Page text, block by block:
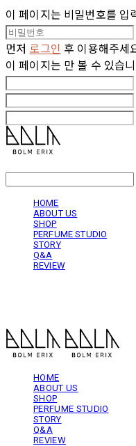
이 페이지는 비밀번호를 입
먼저 로그인 후 이용해주세
이 페이지는 만 볼 수 있습
HOME
ABOUT US
SHOP
PERFUME STUDIO
STORY
Q&A
REVIEW
HOME
ABOUT US
SHOP
PERFUME STUDIO
STORY
Q&A
REVIEW